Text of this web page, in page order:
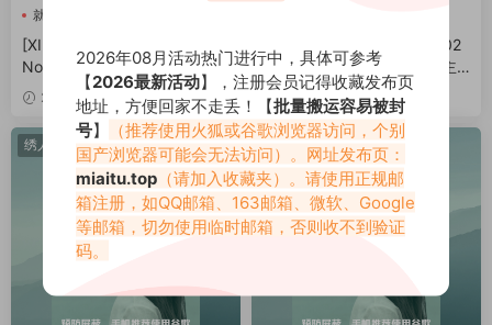
就是阿朱啊
[XIUREN秀人网] 2020.07.10
No.2315 就是阿朱啊 会议室
桌下主题写真[81P/207MB]
2020-12-04
[XIUREN秀人网] 2020.07.02
No.2286 就是阿朱啊 医生主
题写真[77P/738MB]
2020-11-30
绣人网 写真在线
2026年08月活动热门进行中，具体可参考
【2026最新活动】，注册会员记得收藏发布页
地址，方便回家不走丢！【批量搬运容易被封
号】
（推荐使用火狐或谷歌浏览器访问，个别
国产浏览器可能会无法访问）。网址发布页：
miaitu.top （请加入收藏夹）。请使用正规邮
箱注册，如QQ邮箱、163邮箱、微软、Google
等邮箱，切勿使用临时邮箱，否则收不到验证
码。